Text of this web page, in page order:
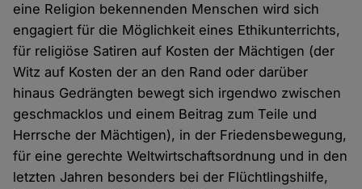
eine Religion bekennenden Menschen wird sich
engagiert für die Möglichkeit eines Ethikunterrichts,
für religiöse Satiren auf Kosten der Mächtigen (der
Witz auf Kosten der an den Rand oder darüber
hinaus Gedrängten bewegt sich irgendwo zwischen
geschmacklos und einem Beitrag zum Teile und
Herrsche der Mächtigen), in der Friedensbewegung,
für eine gerechte Weltwirtschaftsordnung und in den
letzten Jahren besonders bei der Flüchtlingshilfe,